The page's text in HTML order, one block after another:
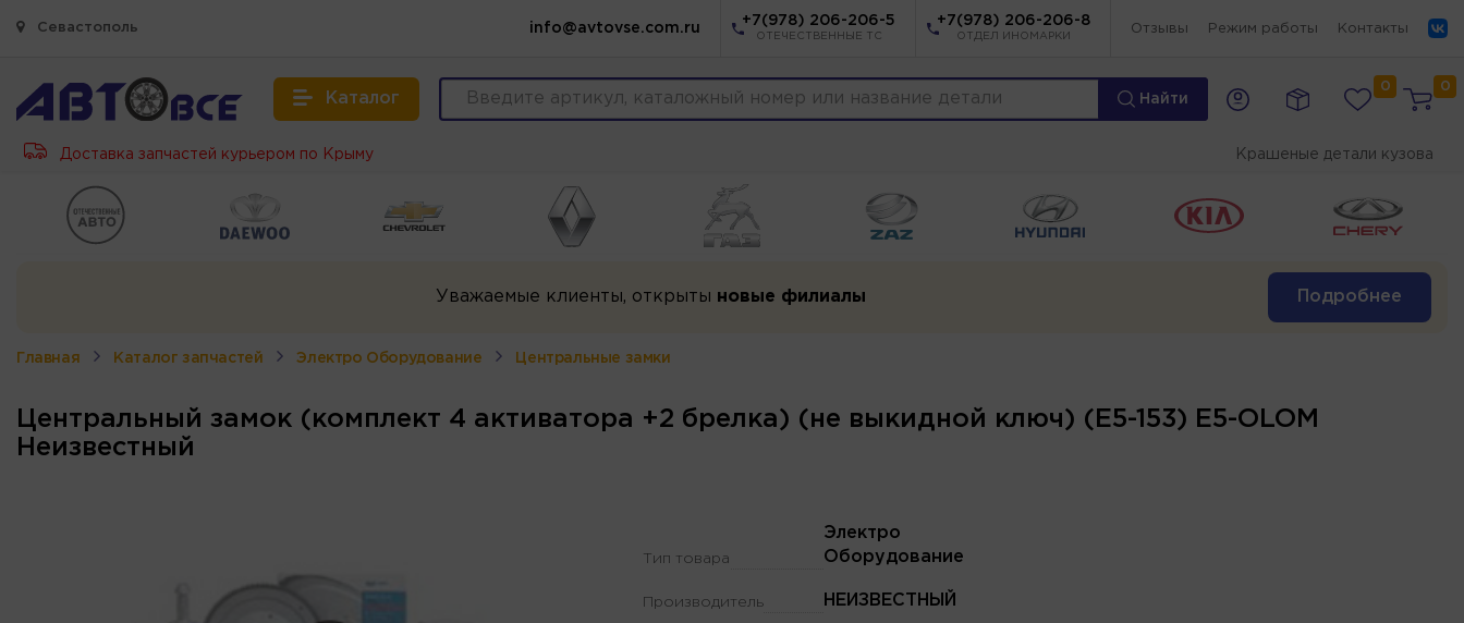
Севастополь info@avtovse.com.ru
+7(978) 206-206-5
ОТЕЧЕСТВЕННЫЕ ТС
+7(978) 206-206-8
ОТДЕЛ ИНОМАРКИ
Отзывы Режим работы Контакты
Каталог Найти
0 0
Доставка запчастей курьером по Крыму Крашеные детали кузова
Уважаемые клиенты, открыты новые филиалы Подробнее
Главная Каталог запчастей Электро Оборудование Центральные замки
Центральный замок (комплект 4 активатора +2 брелка) (не выкидной ключ) (E5-153) E5-OLOM
Неизвестный
Тип товара
Электро
Оборудование
Производитель НЕИЗВЕСТНЫЙ